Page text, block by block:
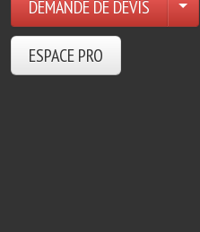
DEMANDE DE DEVIS
ESPACE PRO